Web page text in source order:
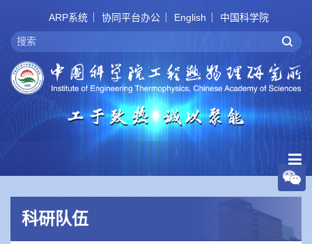
ARP系统 协同平台办公 English 中国科学院
科研队伍